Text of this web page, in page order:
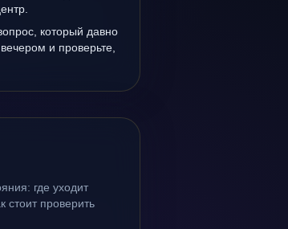
который давно
и проверьте,
где уходит
стоит проверить